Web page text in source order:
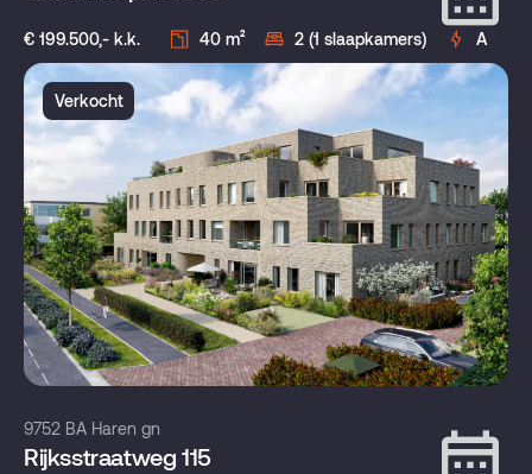
€ 199.500,- k.k. 40 m² 2 (1 slaapkamers) A
Verkocht
9752 BA Haren gn
Rijksstraatweg 115